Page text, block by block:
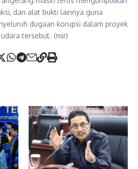
dan alat bukti lainnya guna
dugaan korupsi dalam proyek
tersebut. (mir)